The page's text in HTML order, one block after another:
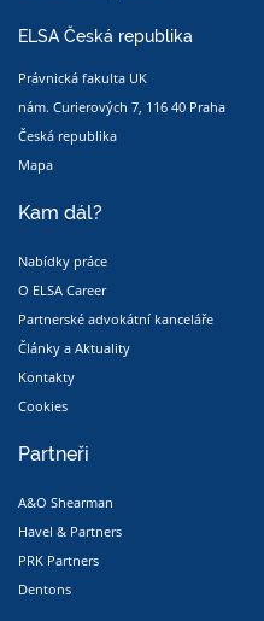
ELSA Česká republika
Právnická fakulta UK
nám. Curierových 7, 116 40 Praha
Česká republika
Mapa
Kam dál?
Nabídky práce
O ELSA Career
Partnerské advokátní kanceláře
Články a Aktuality
Kontakty
Cookies
Partneři
A&O Shearman
Havel & Partners
PRK Partners
Dentons